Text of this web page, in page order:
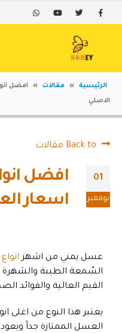
الرئيسية » مقالات » افضل
الاصلي
01
نوفمبر
افضل
اسعار
عسل يمني من اشهر
السُمعة الطيبة والشهرة
القيم العالية والفوائد
يعتبر هذا النوع من
العسل الممتازة جداً